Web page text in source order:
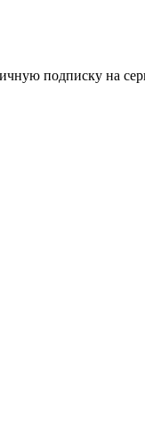
подписку на